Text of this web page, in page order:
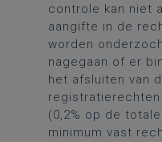
controle kan niet
aangifte in de
worden
nagegaan of er
het afsluiten van
(0,2% op de
minimum vast